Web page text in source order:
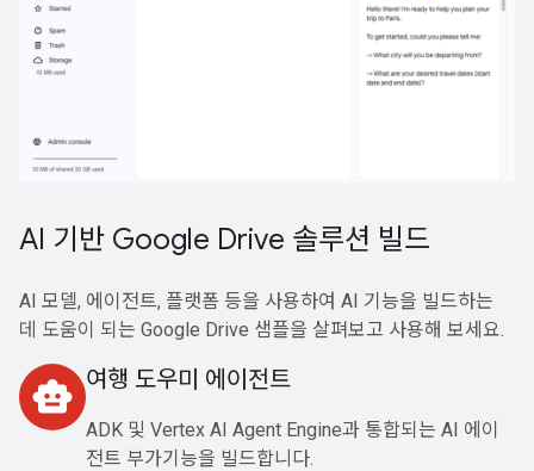
AI 기반 Google Drive 솔루션 빌드
AI 모델, 에이전트, 플랫폼 등을 사용하여 AI 기능을 빌드하는
데 도움이 되는 Google Drive 샘플을 살펴보고 사용해 보세요.
smart_toy 여행 도우미 에이전트
ADK 및 Vertex AI Agent Engine과 통합되는 AI 에이
전트 부가기능을 빌드합니다.